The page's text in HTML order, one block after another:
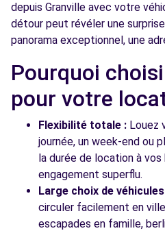
depuis Granville avec votre
détour peut révéler une
panorama exceptionnel, une
Pourquoi
pour votre
Flexibilité totale : Louez
journée, un week-end ou
la durée de location à vos
engagement superflu.
Large choix de
circuler facilement en
escapades en famille,